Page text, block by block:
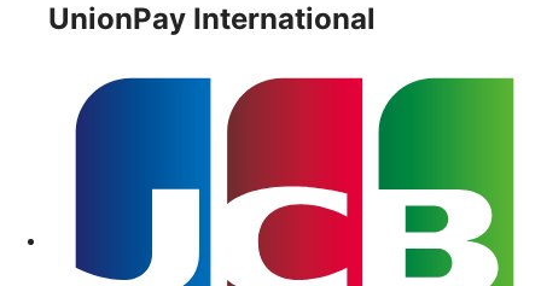
UnionPay International